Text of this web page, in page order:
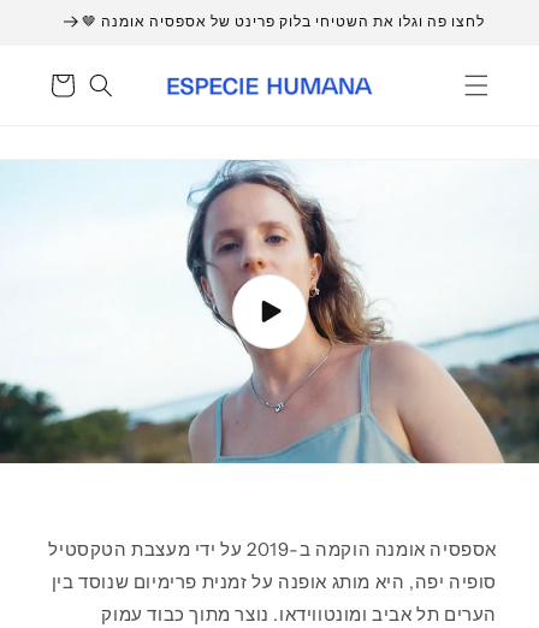
דלגלחצו פה וגלו את השטיחי בלוק פרינט של אספסיה אומנה 🤎
עֲגָלָה
אספסיה אומנה הוקמה ב-2019 על ידי מעצבת הטקסטיל
סופיה יפה, היא מותג אופנה על זמנית פרימיום שנוסד בין
הערים תל אביב ומונטווידאו. נוצר מתוך כבוד עמוק